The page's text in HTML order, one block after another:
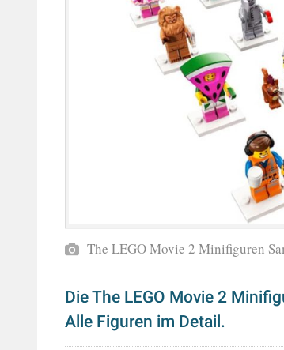
The LEGO Movie 2 Minifiguren
Die The LEGO Movie 2
Alle Figuren im Detail.